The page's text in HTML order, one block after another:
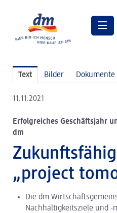
Pressebilder
dm Geschäftsführung
dm Markt
Lehre bei dm
Text Bilder Dokumente
11.11.2021
Erfolgreiches Geschäftsjahr
dm
„project
Die dm
Nachhaltigkeitsziele und -